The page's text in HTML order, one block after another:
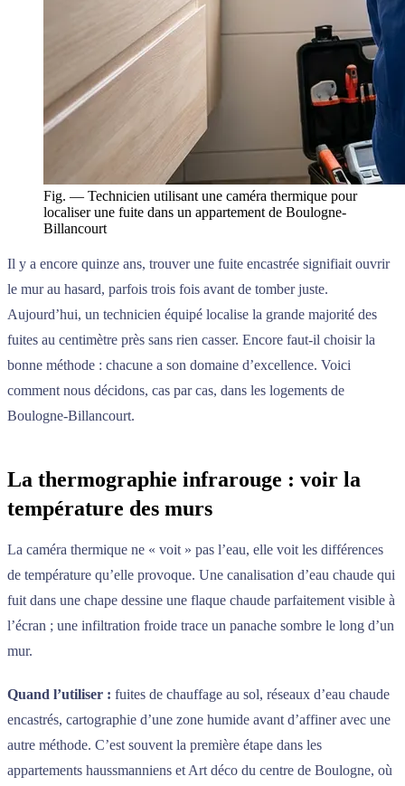
Fig. — Technicien utilisant une caméra thermique pour
localiser une fuite dans un appartement de Boulogne-
Billancourt
Il y a encore quinze ans, trouver une fuite encastrée signifiait ouvrir
le mur au hasard, parfois trois fois avant de tomber juste.
Aujourd’hui, un technicien équipé localise la grande majorité des
fuites au centimètre près sans rien casser. Encore faut-il choisir la
bonne méthode : chacune a son domaine d’excellence. Voici
comment nous décidons, cas par cas, dans les logements de
Boulogne-Billancourt.
La thermographie infrarouge : voir la
température des murs
La caméra thermique ne « voit » pas l’eau, elle voit les différences
de température qu’elle provoque. Une canalisation d’eau chaude qui
fuit dans une chape dessine une flaque chaude parfaitement visible à
l’écran ; une infiltration froide trace un panache sombre le long d’un
mur.
Quand l’utiliser : fuites de chauffage au sol, réseaux d’eau chaude
encastrés, cartographie d’une zone humide avant d’affiner avec une
autre méthode. C’est souvent la première étape dans les
appartements haussmanniens et Art déco du centre de Boulogne, où